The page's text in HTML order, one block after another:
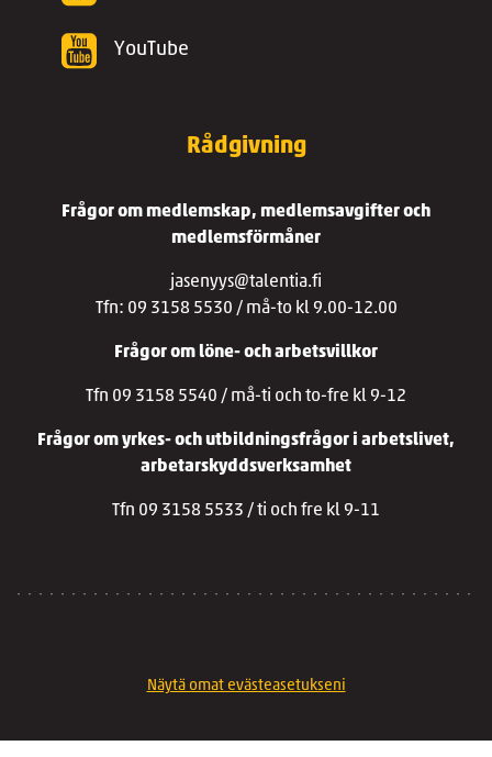
YouTube
Rådgivning
Frågor om medlemskap, medlemsavgifter och
medlemsförmåner
jasenyys@talentia.fi
Tfn: 09 3158 5530 / må-to kl 9.00-12.00
Frågor om löne- och arbetsvillkor
Tfn 09 3158 5540 / må-ti och to-fre kl 9-12
Frågor om yrkes- och utbildningsfrågor i arbetslivet,
arbetarskyddsverksamhet
Tfn 09 3158 5533 / ti och fre kl 9-11
Näytä omat evästeasetukseni